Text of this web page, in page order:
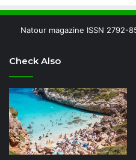
Natour magazine ISSN 2792-
Check Also